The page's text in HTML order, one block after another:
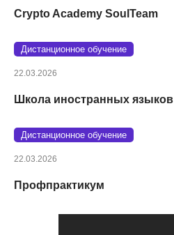
Crypto Academy SoulTeam
Дистанционное обучение
22.03.2026
Школа иностранных языков
Дистанционное обучение
22.03.2026
Профпрактикум